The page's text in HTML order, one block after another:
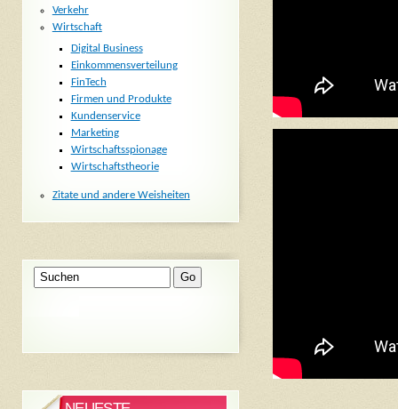
Verkehr
Wirtschaft
Digital Business
Einkommensverteilung
FinTech
Firmen und Produkte
Kundenservice
Marketing
Wirtschaftsspionage
Wirtschaftstheorie
Zitate und andere Weisheiten